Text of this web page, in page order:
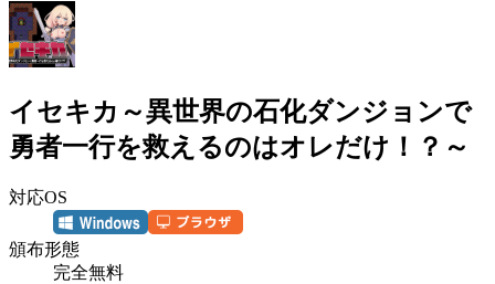
イセキカ～異世界の石化ダンジョンで
勇者一行を救えるのはオレだけ！？～
対応OS
頒布形態
完全無料